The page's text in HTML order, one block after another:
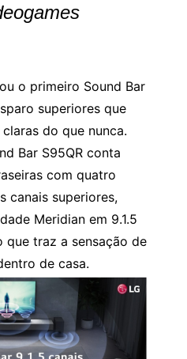
o primeiro Sound Bar
superiores que
do que nunca.
Bar S95QR conta
com quatro
canais superiores,
Meridian em 9.1.5
que traz a sensação de
de casa.